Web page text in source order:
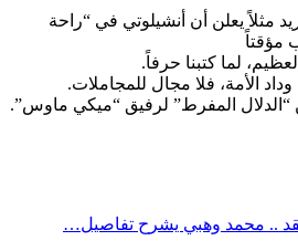
مثلاً يعلن أن أنشيلوتي في “راحة
مؤقتاً
لما كتبنا حرفاً.
الأمة، فلا مجال للمجاملات.
“الدلال المفرط” لرفيق “ميكي ماوس”.
.. محمد وهبي يشرح تفاصيل…